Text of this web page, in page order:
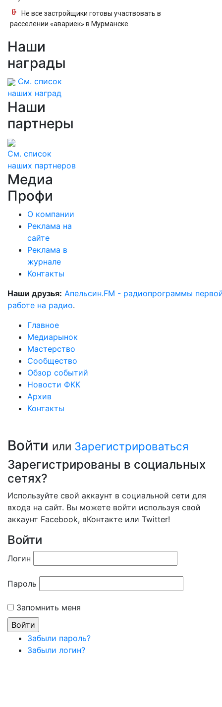
Не все застройщики готовы участвовать в
расселении «авариек» в Мурманске
Наши
награды
См. список
наших наград
Наши
партнеры
См. список
наших партнеров
Медиа
Профи
О компании
Реклама на
сайте
Реклама в
журнале
Контакты
Наши друзья: Апельсин.FM - радиопрограммы
работе на радио.
Главное
Медиарынок
Мастерство
Сообщество
Обзор событий
Новости ФКК
Архив
Контакты
Войти или Зарегистрироваться
Зарегистрированы в социальных
сетях?
Используйте свой аккаунт в социальной сети для
входа на сайт. Вы можете войти используя свой
аккаунт Facebook, вКонтакте или Twitter!
Войти
Логин
Пароль
Запомнить меня
Забыли пароль?
Забыли логин?